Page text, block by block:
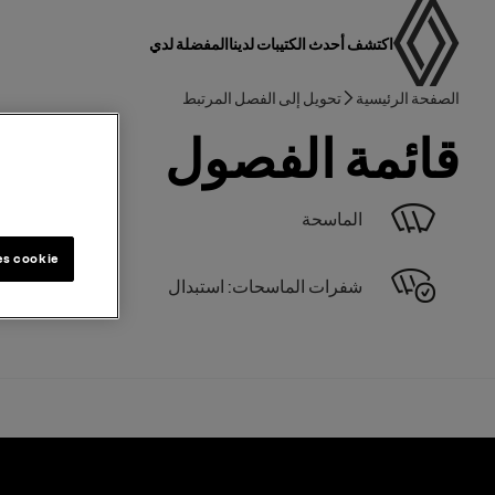
دليل المستخدم
التنقل الرئيسي
اكتشف أحدث الكتيبات لدينا المفضلة لدي
مسار التنقل
الصفحة الرئيسية تحويل إلى الفصل المرتبط
قائمة الفصول
الماسحة
شفرات الماسحات: استبدال
cookie